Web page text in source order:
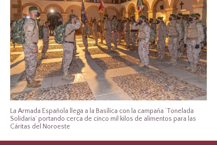
La Armada Española llega a la Basílica con la campaña ‘Tonelada
Solidaria’ portando cerca de cinco mil kilos de alimentos para las
Cáritas del Noroeste